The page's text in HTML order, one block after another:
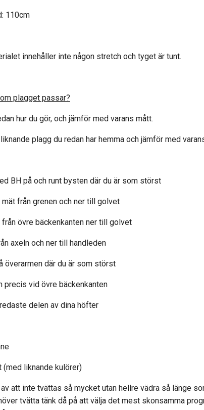
110cm
innehåller inte någon stretch och tyget är tunt.
plagget passar?
hur du gör, och jämför med varans mått.
plagg du redan har hemma och jämför med
BH på och runt bysten där du är som störst
mät från grenen och ner till golvet
från övre bäckenkanten ner till golvet
axeln och ner till handleden
överarmen där du är som störst
precis vid övre bäckenkanten
delen av dina höfter
(med liknande kulörer)
att inte tvättas så mycket utan hellre vädra så länge
tvätta tänk då på att välja det mest skonsamma